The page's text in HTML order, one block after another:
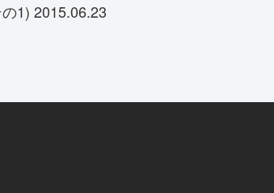
1) 2015.06.23